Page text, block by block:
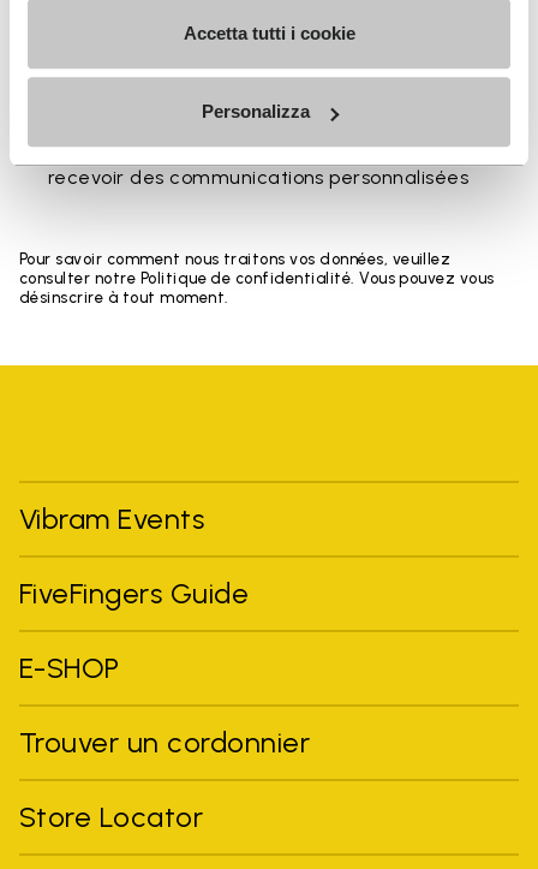
Accetta tutti i cookie
Personalizza
de Vibram et jaccepte le
traitement de mes données personnelles afin de
recevoir des communications personnalisées
Pour savoir comment nous traitons vos données, veuillez
consulter notre Politique de confidentialité. Vous pouvez vous
désinscrire à tout moment.
Vibram Events
FiveFingers Guide
E-SHOP
Trouver un cordonnier
Store Locator